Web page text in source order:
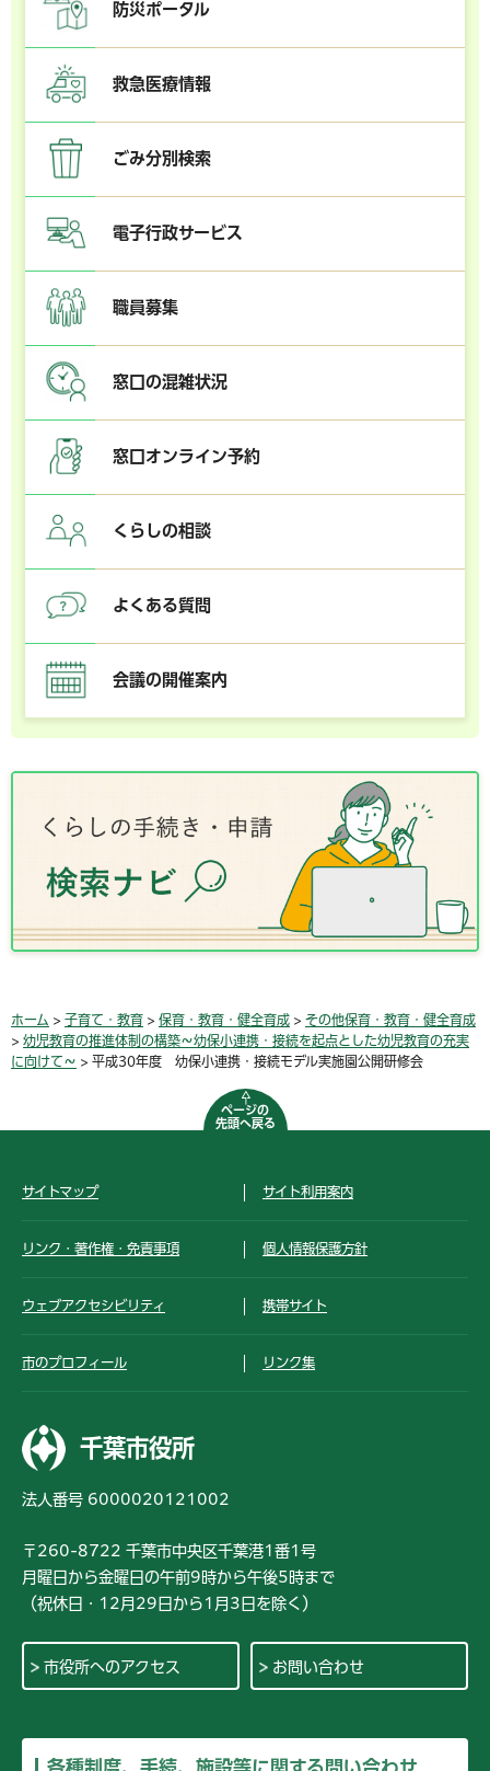
防災ポータル
救急医療情報
ごみ分別検索
電子行政サービス
職員募集
窓口の混雑状況
窓口オンライン予約
くらしの相談
よくある質問
会議の開催案内
ホーム > 子育て・教育 > 保育・教育・健全育成 > その他保育・教育・健全育成
> 幼児教育の推進体制の構築～幼保小連携・接続を起点とした幼児教育の充実
に向けて～ > 平成30年度 幼保小連携・接続モデル実施園公開研修会
ページの
先頭へ戻る
サイトマップ サイト利用案内
リンク・著作権・免責事項 個人情報保護方針
ウェブアクセシビリティ 携帯サイト
市のプロフィール リンク集
千葉市役所
法人番号 6000020121002
〒260-8722 千葉市中央区千葉港1番1号
月曜日から金曜日の午前9時から午後5時まで
（祝休日・12月29日から1月3日を除く）
市役所へのアクセス お問い合わせ
各種制度、手続、施設等に関する問い合わせ